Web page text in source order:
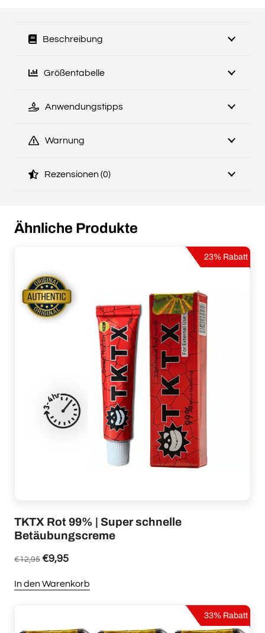
Beschreibung
Größentabelle
Anwendungstipps
Warnung
Rezensionen (0)
Ähnliche Produkte
23% Rabatt
TKTX Rot 99% | Super schnelle
Betäubungscreme
€12,95 €9,95
In den Warenkorb
33% Rabatt